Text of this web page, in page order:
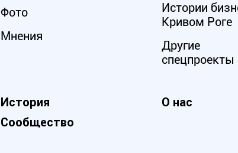
Фото
Мнения
Истории
Кривом Роге
Другие
спецпроекты
История О нас
Сообщество